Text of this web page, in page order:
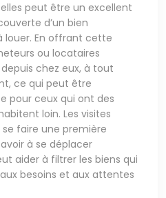
peut être un excellent
d’un bien
louer. En offrant cette
ou locataires
chez eux, à tout
ce qui peut être
pour ceux qui ont des
loin. Les visites
faire une première
à se déplacer
aider à filtrer les biens qui
besoins et aux attentes